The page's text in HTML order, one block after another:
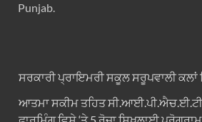
Punjab.
ਸਰਕਾਰੀ ਪ੍ਰਾਇਮਰੀ ਸਕੂਲ ਸਰੂਪਵਾਲੀ ਕਲਾਂ
ਆਤਮਾ ਸਕੀਮ ਤਹਿਤ